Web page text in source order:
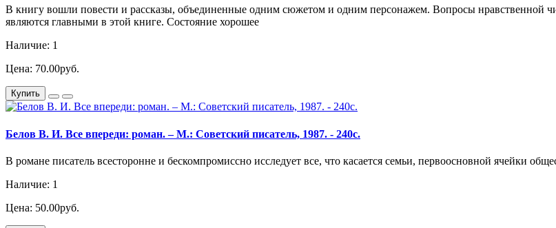
В книгу вошли повести и рассказы, объединенные одним сюжетом и одним персонажем. Вопросы нравственной
являются главными в этой книге. Состояние хорошее
Наличие: 1
Цена: 70.00руб.
Купить
Белов В. И. Все впереди: роман. – М.: Советский писатель, 1987. - 240с.
В романе писатель всесторонне и бескомпромиссно исследует все, что касается семьи, первоосновной ячейки
Наличие: 1
Цена: 50.00руб.